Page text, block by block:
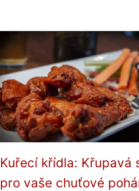
Kuřecí křídla: Křupavá
pro vaše chuťové